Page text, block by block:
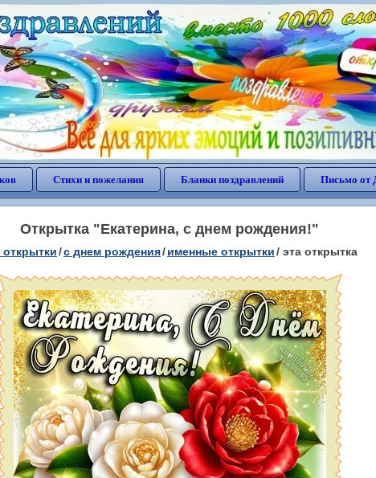
Стихи и пожелания Бланки поздравлений Письмо от
Открытка "Екатерина, с днем рождения!"
открытки/c днем рождения/именные открытки/ эта открытка